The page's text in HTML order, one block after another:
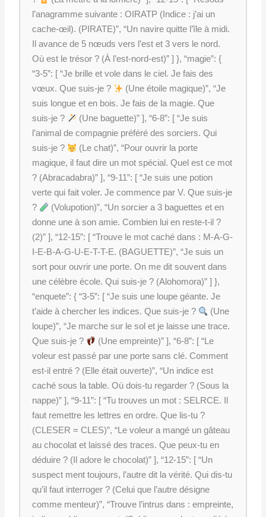
l’anagramme suivante : OIRATP (Indice : j’ai un
cache-œil). (PIRATE)”, “Un navire quitte l’île à midi.
Il avance de 5 nœuds vers l’est et 3 vers le nord.
Où est le trésor ? (À l’est-nord-est)” ] }, “magie”: {
“3-5”: [ “Je brille et vole dans le ciel. Je fais des
vœux. Que suis-je ?
(Une étoile magique)”, “Je
suis longue et en bois. Je fais de la magie. Que
suis-je ?
(Une baguette)” ], “6-8”: [ “Je suis
l’animal de compagnie préféré des sorciers. Qui
suis-je ?
(Le chat)”, “Pour ouvrir la porte
magique, il faut dire un mot spécial. Quel est ce mot
? (Abracadabra)” ], “9-11”: [ “Je suis une potion
verte qui fait voler. Je commence par V. Que suis-je
?
(Volupotion)”, “Un sorcier a 3 baguettes et en
donne une à son amie. Combien lui en reste-t-il ?
(2)” ], “12-15”: [ “Trouve le mot caché dans : M-A-G-
I-E-B-A-G-U-E-T-T-E. (BAGUETTE)”, “Je suis un
sort pour ouvrir une porte. On me dit souvent dans
une célèbre école. Qui suis-je ? (Alohomora)” ] },
“enquete”: { “3-5”: [ “Je suis une loupe géante. Je
t’aide à chercher les indices. Que suis-je ?
(Une
loupe)”, “Je marche sur le sol et je laisse une trace.
Que suis-je ?
(Une empreinte)” ], “6-8”: [ “Le
voleur est passé par une porte sans clé. Comment
est-il entré ? (Elle était ouverte)”, “Un indice est
caché sous la table. Où dois-tu regarder ? (Sous la
nappe)” ], “9-11”: [ “Tu trouves un mot : SELRCE. Il
faut remettre les lettres en ordre. Que lis-tu ?
(CLESER = CLES)”, “Le voleur a mangé un gâteau
au chocolat et laissé des traces. Que peux-tu en
déduire ? (Il adore le chocolat)” ], “12-15”: [ “Un
suspect ment toujours, l’autre dit la vérité. Qui dis-tu
qu’il faut interroger ? (Celui que l’autre désigne
comme menteur)”, “Trouve l’intrus dans : empreinte,